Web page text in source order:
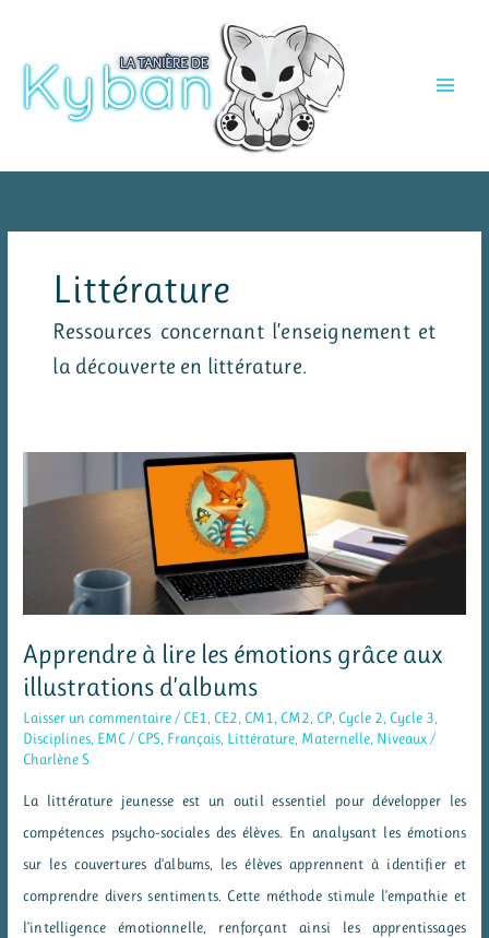
contenu
Littérature
Ressources concernant l’enseignement et
la découverte en littérature.
Apprendre à lire les émotions grâce aux
illustrations d’albums
Laisser un commentaire/ CE1, CE2, CM1, CM2, CP, Cycle 2, Cycle 3,
Disciplines, EMC / CPS, Français, Littérature, Maternelle, Niveaux/
Charlène S
La littérature jeunesse est un outil essentiel pour développer les
compétences psycho-sociales des élèves. En analysant les émotions
sur les couvertures d’albums, les élèves apprennent à identifier et
comprendre divers sentiments. Cette méthode stimule l’empathie et
l’intelligence émotionnelle, renforçant ainsi les apprentissages